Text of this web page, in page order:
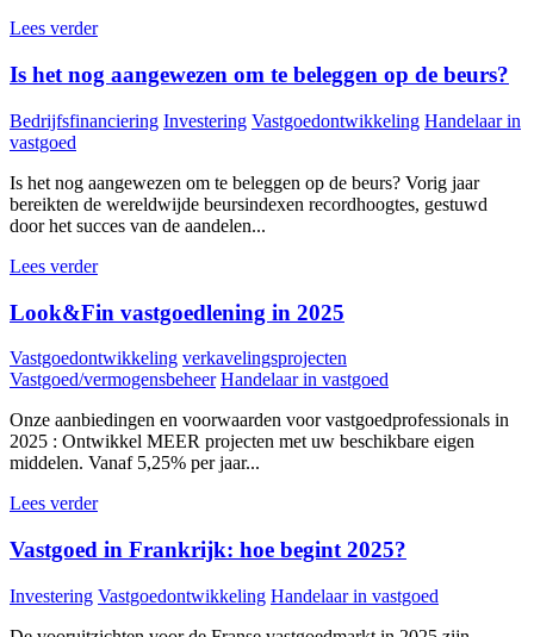
Lees verder
Is het nog aangewezen om te beleggen op de beurs?
Bedrijfsfinanciering Investering Vastgoedontwikkeling Handelaar in
vastgoed
Is het nog aangewezen om te beleggen op de beurs? Vorig jaar
bereikten de wereldwijde beursindexen recordhoogtes, gestuwd
door het succes van de aandelen...
Lees verder
Look&Fin vastgoedlening in 2025
Vastgoedontwikkeling verkavelingsprojecten
Vastgoed/vermogensbeheer Handelaar in vastgoed
Onze aanbiedingen en voorwaarden voor vastgoedprofessionals in
2025 : Ontwikkel MEER projecten met uw beschikbare eigen
middelen. Vanaf 5,25% per jaar...
Lees verder
Vastgoed in Frankrijk: hoe begint 2025?
Investering Vastgoedontwikkeling Handelaar in vastgoed